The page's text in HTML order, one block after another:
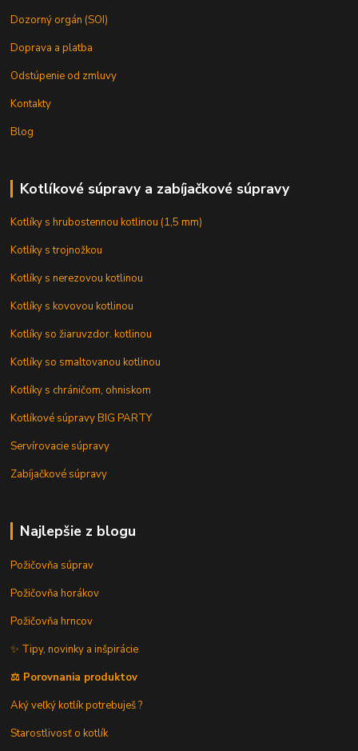
Dozorný orgán (SOI)
Doprava a platba
Odstúpenie od zmluvy
Kontakty
Blog
Kotlíkové súpravy a zabíjačkové súpravy
Kotlíky s hrubostennou kotlinou (1,5 mm)
Kotlíky s trojnožkou
Kotlíky s nerezovou kotlinou
Kotlíky s kovovou kotlinou
Kotlíky so žiaruvzdor. kotlinou
Kotlíky so smaltovanou kotlinou
Kotlíky s chráničom, ohniskom
Kotlíkové súpravy BIG PARTY
Servírovacie súpravy
Zabíjačkové súpravy
Najlepšie z blogu
Požičovňa súprav
Požičovňa horákov
Požičovňa hrncov
✨ Tipy, novinky a inšpirácie
⚖️ Porovnania produktov
Aký veľký kotlík potrebuješ ?
Starostlivosť o kotlík